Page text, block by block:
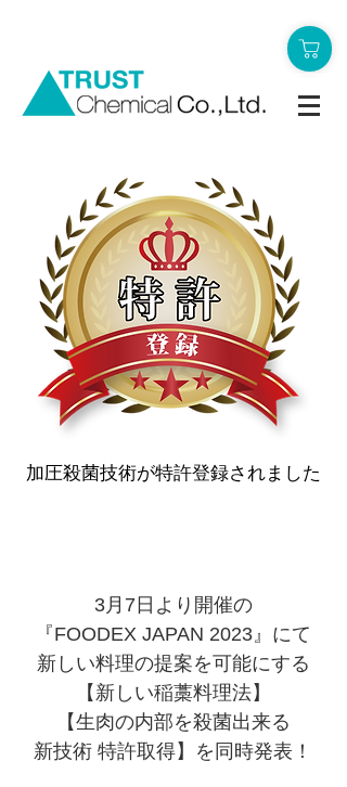
加圧殺菌技術が特許登録されました
3月7日より開催の
『FOODEX JAPAN 2023』にて
新しい料理の提案を可能にする
【新しい稲藁料理法】
【生肉の内部を殺菌出来る
新技術 特許取得】を同時発表！